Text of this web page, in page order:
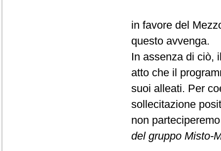
in favore del
questo avvenga.
In assenza di ciò,
atto che il
suoi alleati. Per
sollecitazione
non
del gruppo Misto-